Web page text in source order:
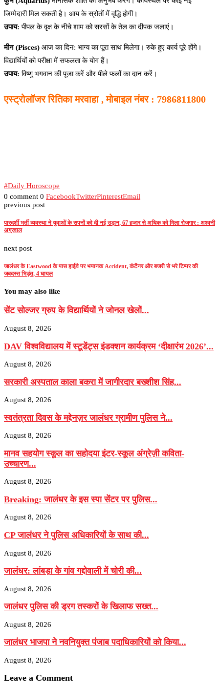
जिम्मेदारी मिल सकती है। आय के स्रोतों में वृद्धि होगी।
उपाय:पीपल के वृक्ष के नीचे शाम को सरसों के तेल का दीपक जलाएं।
मीन (Pisces) आज का दिन: भाग्य का पूरा साथ मिलेगा। रुके हुए कार्य पूरे होंगे।
विद्यार्थियों को परीक्षा में सफलता के योग हैं।
उपाय: विष्णु भगवान की पूजा करें और पीले फलों का दान करें।
एस्ट्रोलॉजर रितिका मरवाहा , मोबाइल नंबर : 7986811800
#Daily Horoscope
0 comment 0 FacebookTwitterPinterestEmail
previous post
पारदर्शी भर्ती व्यवस्था ने युवाओं के सपनों को दी नई उड़ान, 67 हजार से अधिक को मिला रोजगार : अश्वनी
अग्रवाल
next post
जालंधर के Eastwood के पास हाईवे पर भयानक Accident, कंटेंनर और बजरी से भरे टिप्पर की
जबदस्त भिड़ंत, 4 घायल
You may also like
सेंट सोल्जर ग्रुप के विद्यार्थियों ने जोनल खेलों...
August 8, 2026
DAV विश्वविद्यालय में स्टूडेंट्स इंडक्शन कार्यक्रम ‘दीक्षारंभ 2026’...
August 8, 2026
सरकारी अस्पताल काला बकरा में जागीरदार बख्शीश सिंह...
August 8, 2026
स्वतंत्रता दिवस के मद्देनज़र जालंधर ग्रामीण पुलिस ने...
August 8, 2026
मानव सहयोग स्कूल का सहोदया इंटर-स्कूल अंग्रेज़ी कविता-
उच्चारण...
August 8, 2026
Breaking: जालंधर के इस स्पा सेंटर पर पुलिस...
August 8, 2026
CP जालंधर ने पुलिस अधिकारियों के साथ की...
August 8, 2026
जालंधर: लांबड़ा के गांव गद्दोवाली में चोरी की...
August 8, 2026
जालंधर पुलिस की ड्रग तस्करों के खिलाफ सख्त...
August 8, 2026
जालंधर भाजपा ने नवनियुक्त पंजाब पदाधिकारियों को किया...
August 8, 2026
Leave a Comment